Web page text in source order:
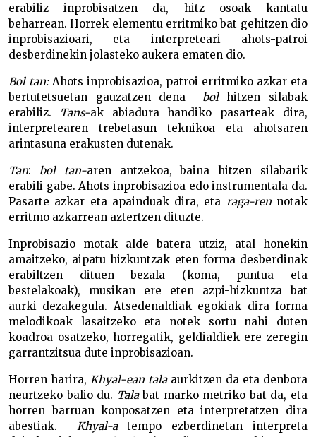
erabiliz inprobisatzen da, hitz osoak kantatu
beharrean. Horrek elementu erritmiko bat gehitzen dio
inprobisazioari, eta interpreteari ahots-patroi
desberdinekin jolasteko aukera ematen dio.
Bol tan: Ahots inprobisazioa, patroi erritmiko azkar eta
bertutetsuetan gauzatzen dena bolhitzen silabak
erabiliz.
Tans-ak abiadura handiko pasarteak dira,
interpretearen trebetasun teknikoa eta ahotsaren
arintasuna erakusten dutenak.
Tan: bol tan-aren antzekoa, baina hitzen silabarik
erabili gabe. Ahots inprobisazioa edo instrumentala da.
Pasarte azkar eta apainduak dira, eta raga-rennotak
erritmo azkarrean aztertzen dituzte.
Inprobisazio motak alde batera utziz, atal honekin
amaitzeko, aipatu hizkuntzak eten forma desberdinak
erabiltzen dituen bezala (koma, puntua eta
bestelakoak), musikan ere eten azpi-hizkuntza bat
aurki dezakegula. Atsedenaldiak egokiak dira forma
melodikoak lasaitzeko eta notek sortu nahi duten
koadroa osatzeko, horregatik, geldialdiek ere zeregin
garrantzitsua dute inprobisazioan.
Horren harira, Khyal-ean tala aurkitzen da eta denbora
neurtzeko balio du. Talabat marko metriko bat da, eta
horren barruan konposatzen eta interpretatzen dira
abestiak. Khyal-atempo ezberdinetan interpreta